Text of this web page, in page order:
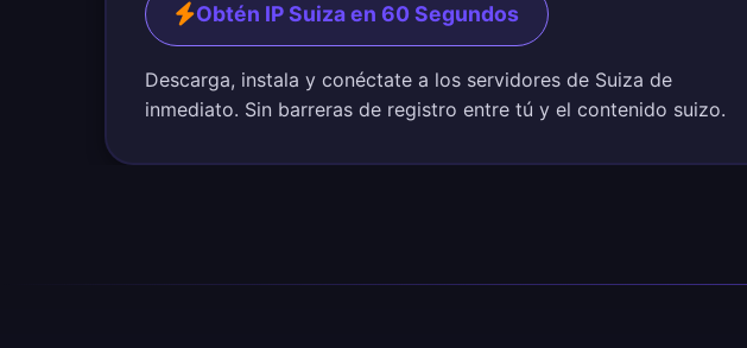
Obtén IP Suiza en 60 Segundos
Descarga, instala y conéctate a los servidores de Suiza de
inmediato. Sin barreras de registro entre tú y el contenido suizo.